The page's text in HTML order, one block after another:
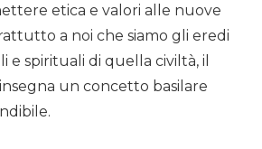
etica e valori alle nuove
a noi che siamo gli eredi
e spirituali di quella civiltà, il
un concetto basilare